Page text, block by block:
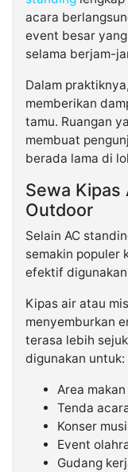
acara
event besar
selama berjam-
Dalam
memberikan
tamu. Ruangan
membuat
berada lama di
Sewa Kipas
Outdoor
Selain AC
semakin populer
efektif
Kipas air atau
menyemburkan
terasa lebih
digunakan untuk:
Area
Tenda
Konser
Event
Gudang